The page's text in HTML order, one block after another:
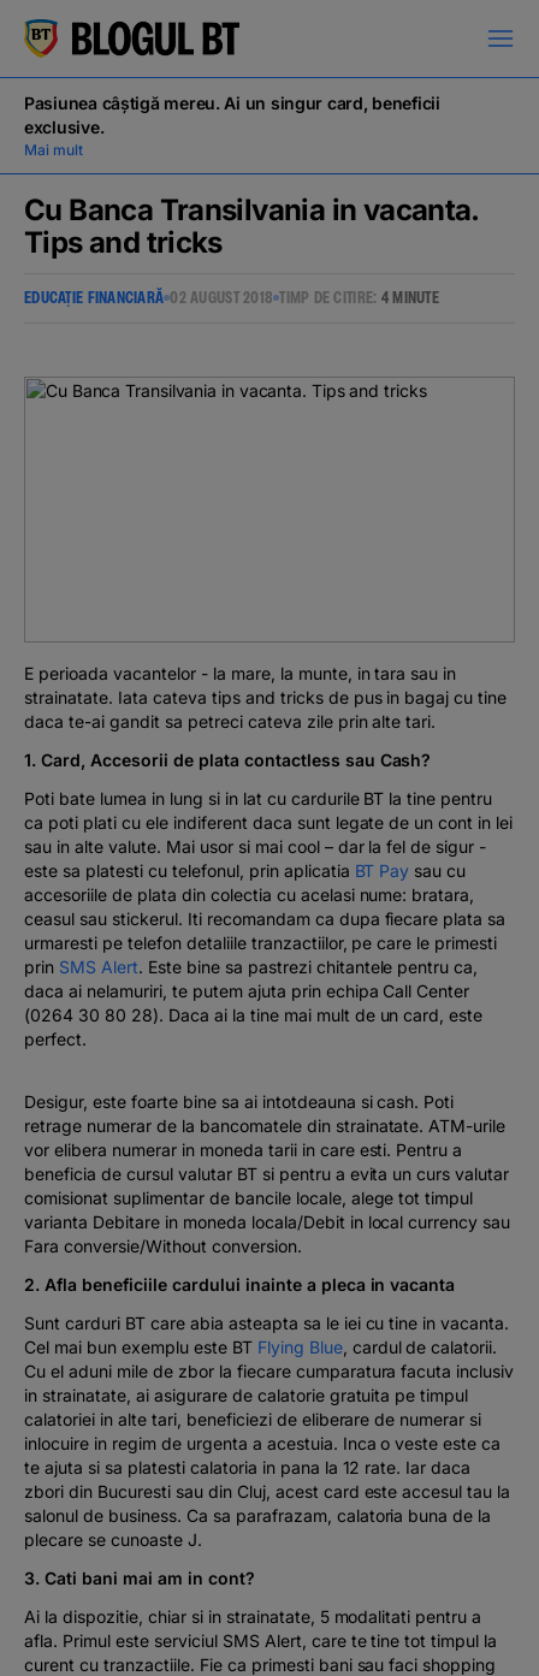
кириллица
Pentru antreprenori
Banking, pe relaxare
Pasiunea câștigă mereu. Ai un singur card, beneficii
exclusive.
Mai mult
Cu Banca Transilvania in vacanta.
Tips and tricks
EDUCAȚIE FINANCIARĂ 02 AUGUST 2018 TIMP DE CITIRE: 4 MINUTE
E perioada vacantelor - la mare, la munte, in tara sau in
strainatate. Iata cateva tips and tricks de pus in bagaj cu tine
daca te-ai gandit sa petreci cateva zile prin alte tari.
1. Card, Accesorii de plata contactless sau Cash?
Poti bate lumea in lung si in lat cu cardurile BT la tine pentru
ca poti plati cu ele indiferent daca sunt legate de un cont in lei
sau in alte valute. Mai usor si mai cool – dar la fel de sigur -
este sa platesti cu telefonul, prin aplicatia BT Pay sau cu
accesoriile de plata din colectia cu acelasi nume: bratara,
ceasul sau stickerul. Iti recomandam ca dupa fiecare plata sa
urmaresti pe telefon detaliile tranzactiilor, pe care le primesti
prin SMS Alert. Este bine sa pastrezi chitantele pentru ca,
daca ai nelamuriri, te putem ajuta prin echipa Call Center
(0264 30 80 28). Daca ai la tine mai mult de un card, este
perfect.
Desigur, este foarte bine sa ai intotdeauna si cash. Poti
retrage numerar de la bancomatele din strainatate. ATM-urile
vor elibera numerar in moneda tarii in care esti. Pentru a
beneficia de cursul valutar BT si pentru a evita un curs valutar
comisionat suplimentar de bancile locale, alege tot timpul
varianta Debitare in moneda locala/Debit in local currency sau
Fara conversie/Without conversion.
2. Afla beneficiile cardului inainte a pleca in vacanta
Sunt carduri BT care abia asteapta sa le iei cu tine in vacanta.
Cel mai bun exemplu este BT Flying Blue, cardul de calatorii.
Cu el aduni mile de zbor la fiecare cumparatura facuta inclusiv
in strainatate, ai asigurare de calatorie gratuita pe timpul
calatoriei in alte tari, beneficiezi de eliberare de numerar si
inlocuire in regim de urgenta a acestuia. Inca o veste este ca
te ajuta si sa platesti calatoria in pana la 12 rate. Iar daca
zbori din Bucuresti sau din Cluj, acest card este accesul tau la
salonul de business. Ca sa parafrazam, calatoria buna de la
plecare se cunoaste J.
3. Cati bani mai am in cont?
Ai la dispozitie, chiar si in strainatate, 5 modalitati pentru a
afla. Primul este serviciul SMS Alert, care te tine tot timpul la
curent cu tranzactiile. Fie ca primesti bani sau faci shopping